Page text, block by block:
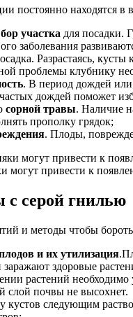
постоянно находятся в
участка для посадки.
заболевания
Разрастаясь,
проблемы клубнику
. В период дождей
дождей поможет
сорной травы. Наличие
прополку грядок;
. Плоды,
могут привести к
с серой гнилью
и методы чтобы
и их утилизация
заражают здоровые
растений необходимо
слой почвы не высохнет.
кустов следующим